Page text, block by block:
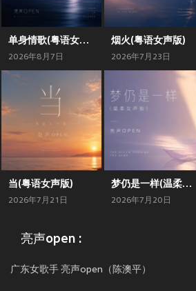
单身情歌(粤语女声版)
2026年8月7日
烟火(粤语女声版)
2026年7月23日
当(粤语女声版)
2026年7月21日
梦仍是一样(温柔女声版)
2026年7月20日
亮声open :
广东女歌手 亮声open（陈澳平）